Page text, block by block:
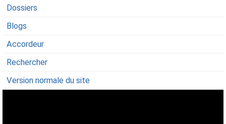
Dossiers
Blogs
Accordeur
Rechercher
Version normale du site